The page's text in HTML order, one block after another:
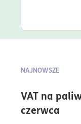
NAJNOWSZE
VAT na
czerwca